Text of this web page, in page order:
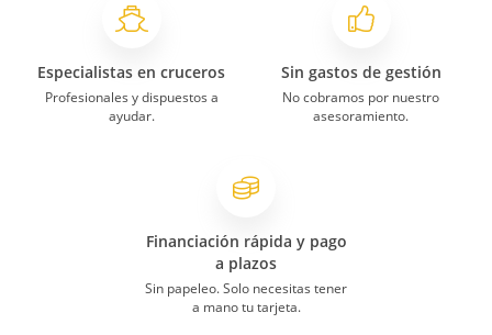
Especialistas en cruceros
Profesionales y dispuestos a
ayudar.
Sin gastos de gestión
No cobramos por nuestro
asesoramiento.
Financiación rápida y pago
a plazos
Sin papeleo. Solo necesitas tener
a mano tu tarjeta.